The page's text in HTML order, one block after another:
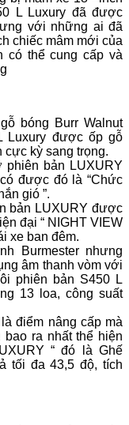
L Luxury đã được
với những ai đã
chiếc mâm mới của
có thể cung cấp và
bóng Burr Walnut
Luxury được ốp gỗ
cực kỳ sang trọng.
bản LUXURY
được đó là “Chức
gió ”.
bản LUXURY được
đại “ NIGHT VIEW
xe ban đêm.
Burmester nhưng
âm thanh vòm với
phiên bản S450 L
13 loa, công suất
điểm nâng cấp mà
bao ra nhất thể hiện
“ đó là Ghế
tối đa 43,5 độ, tích